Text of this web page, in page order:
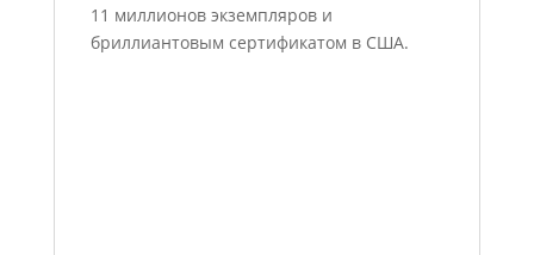
11 миллионов экземпляров и
бриллиантовым сертификатом в США.